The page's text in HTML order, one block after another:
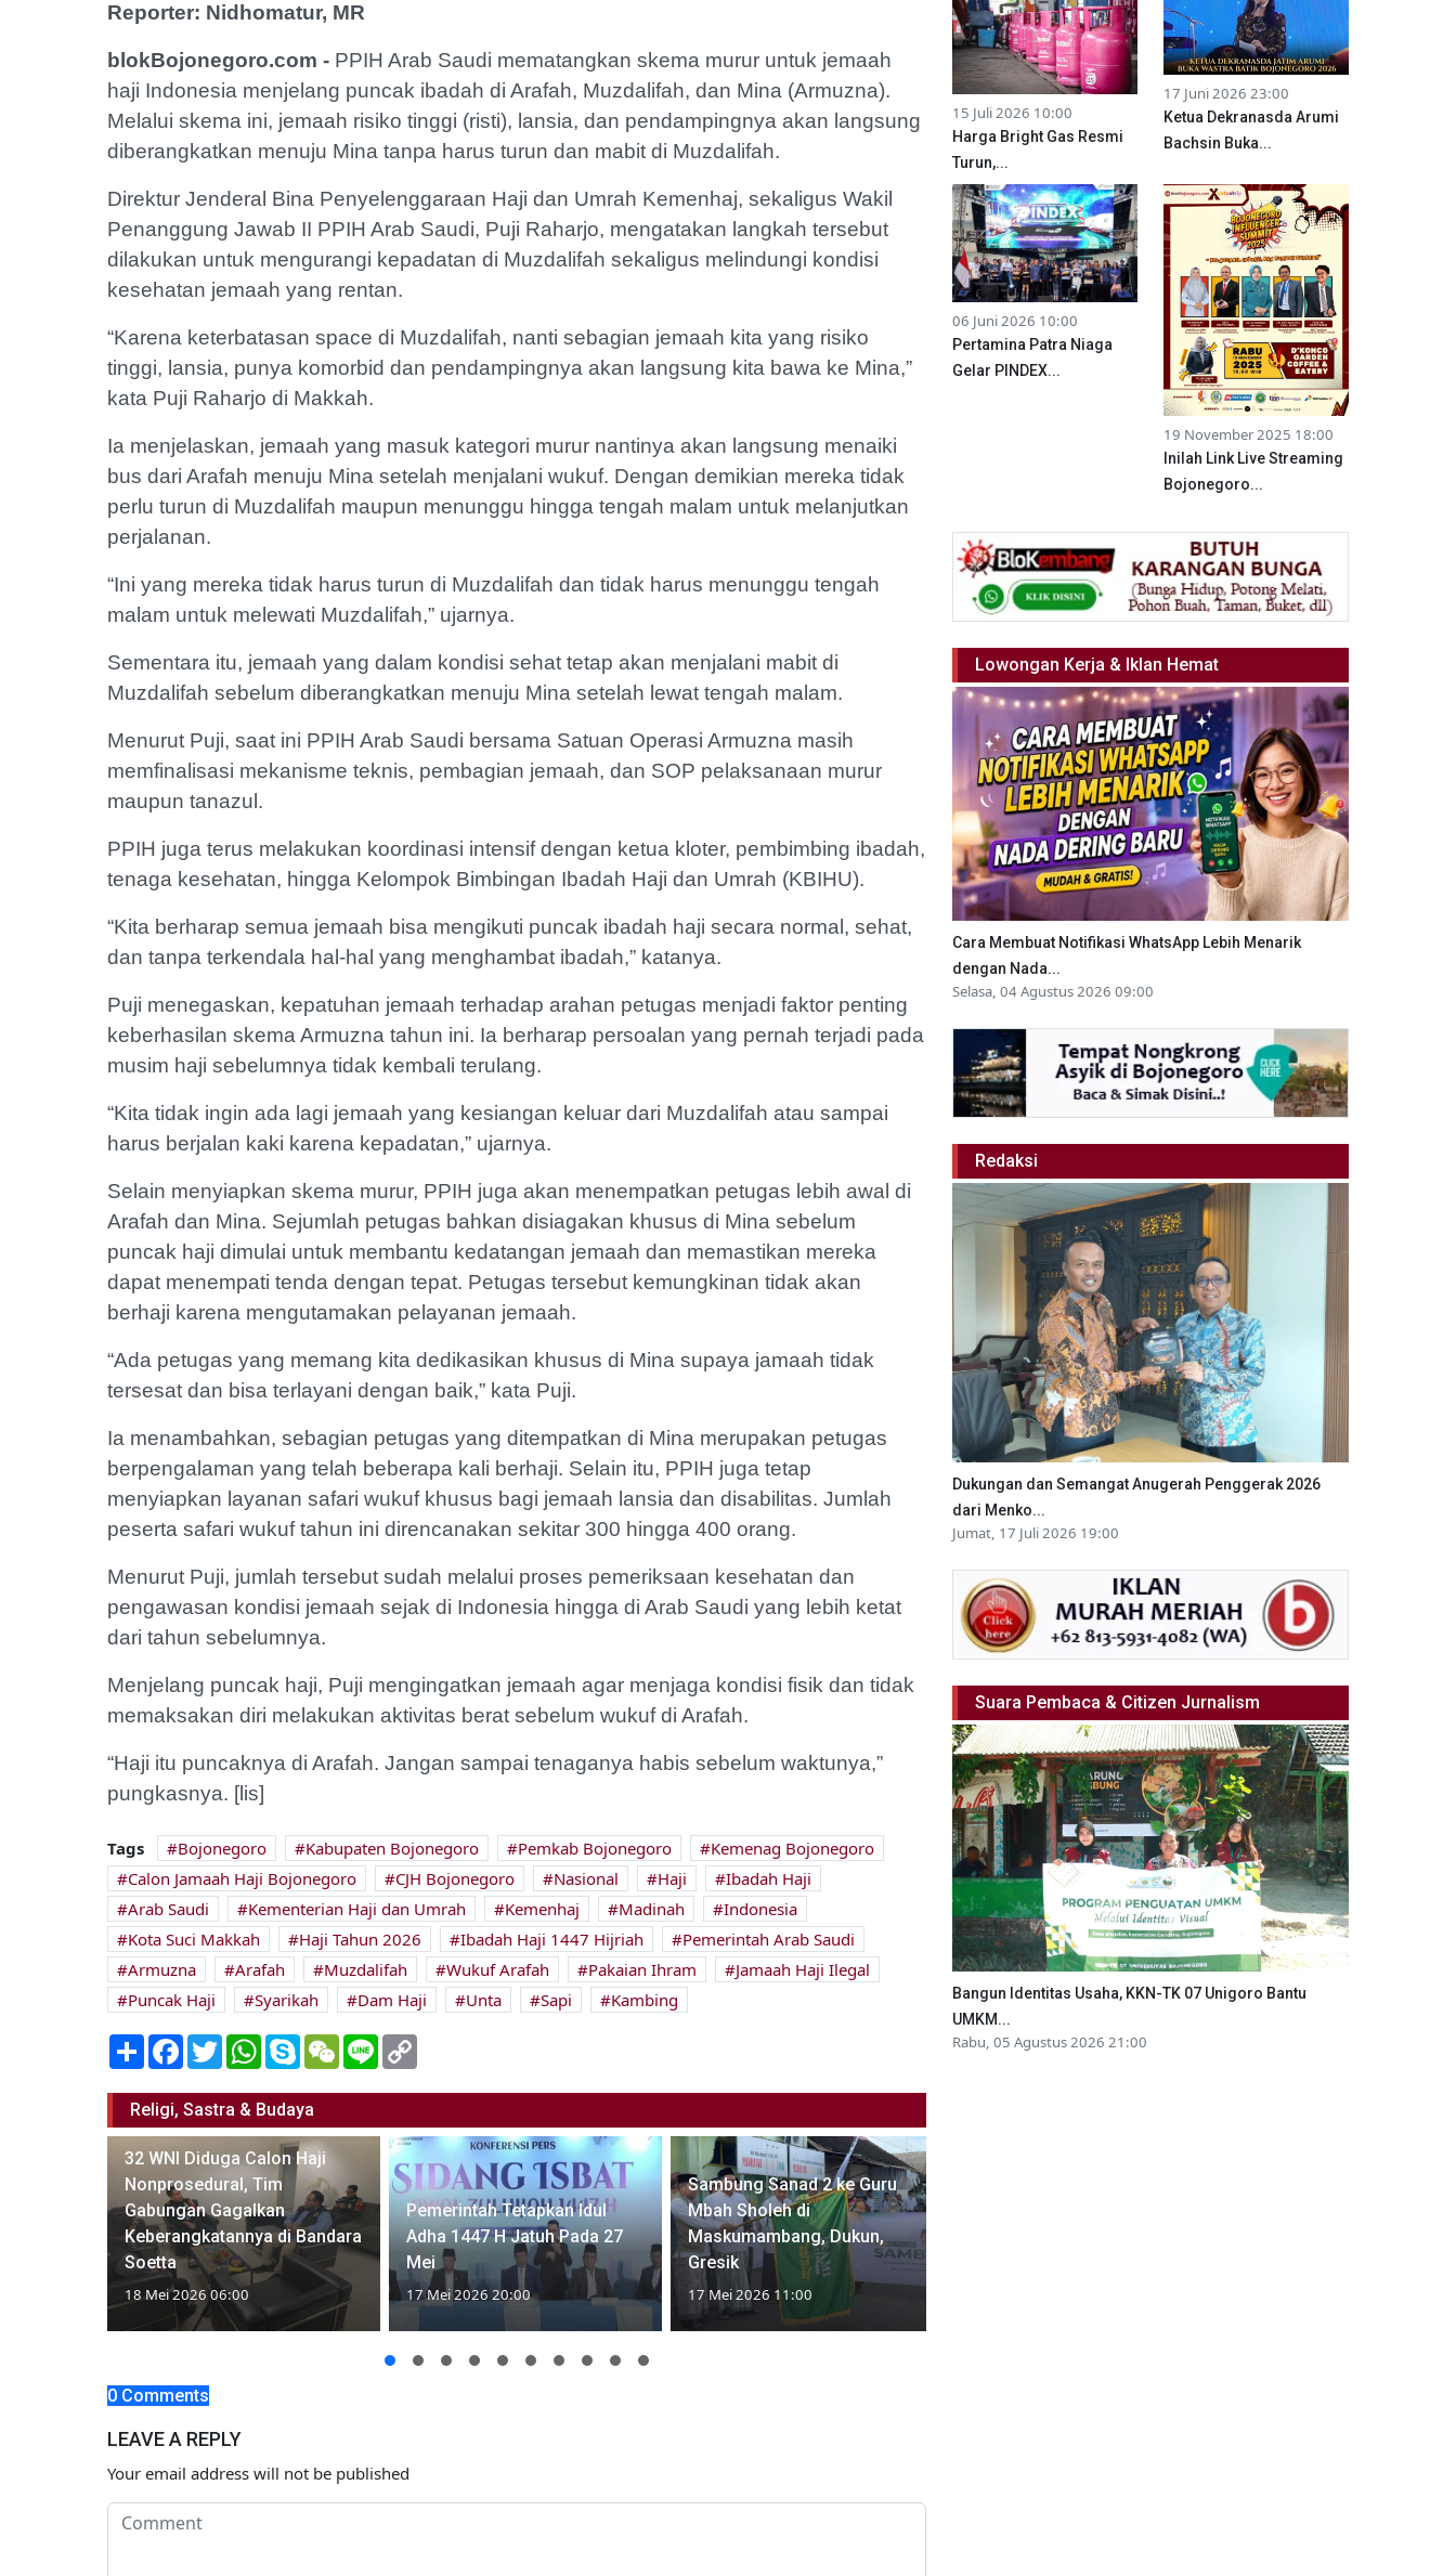
Reporter: Nidhomatur, MR
blokBojonegoro.com - PPIH Arab Saudi mematangkan skema murur untuk jemaah
haji Indonesia menjelang puncak ibadah di Arafah, Muzdalifah, dan Mina (Armuzna).
Melalui skema ini, jemaah risiko tinggi (risti), lansia, dan pendampingnya akan langsung
diberangkatkan menuju Mina tanpa harus turun dan mabit di Muzdalifah.
Direktur Jenderal Bina Penyelenggaraan Haji dan Umrah Kemenhaj, sekaligus Wakil
Penanggung Jawab II PPIH Arab Saudi, Puji Raharjo, mengatakan langkah tersebut
dilakukan untuk mengurangi kepadatan di Muzdalifah sekaligus melindungi kondisi
kesehatan jemaah yang rentan.
“Karena keterbatasan space di Muzdalifah, nanti sebagian jemaah kita yang risiko
tinggi, lansia, punya komorbid dan pendampingnya akan langsung kita bawa ke Mina,”
kata Puji Raharjo di Makkah.
Ia menjelaskan, jemaah yang masuk kategori murur nantinya akan langsung menaiki
bus dari Arafah menuju Mina setelah menjalani wukuf. Dengan demikian mereka tidak
perlu turun di Muzdalifah maupun menunggu hingga tengah malam untuk melanjutkan
perjalanan.
“Ini yang mereka tidak harus turun di Muzdalifah dan tidak harus menunggu tengah
malam untuk melewati Muzdalifah,” ujarnya.
Sementara itu, jemaah yang dalam kondisi sehat tetap akan menjalani mabit di
Muzdalifah sebelum diberangkatkan menuju Mina setelah lewat tengah malam.
Menurut Puji, saat ini PPIH Arab Saudi bersama Satuan Operasi Armuzna masih
memfinalisasi mekanisme teknis, pembagian jemaah, dan SOP pelaksanaan murur
maupun tanazul.
PPIH juga terus melakukan koordinasi intensif dengan ketua kloter, pembimbing ibadah,
tenaga kesehatan, hingga Kelompok Bimbingan Ibadah Haji dan Umrah (KBIHU).
“Kita berharap semua jemaah bisa mengikuti puncak ibadah haji secara normal, sehat,
dan tanpa terkendala hal-hal yang menghambat ibadah,” katanya.
Puji menegaskan, kepatuhan jemaah terhadap arahan petugas menjadi faktor penting
keberhasilan skema Armuzna tahun ini. Ia berharap persoalan yang pernah terjadi pada
musim haji sebelumnya tidak kembali terulang.
“Kita tidak ingin ada lagi jemaah yang kesiangan keluar dari Muzdalifah atau sampai
harus berjalan kaki karena kepadatan,” ujarnya.
Selain menyiapkan skema murur, PPIH juga akan menempatkan petugas lebih awal di
Arafah dan Mina. Sejumlah petugas bahkan disiagakan khusus di Mina sebelum
puncak haji dimulai untuk membantu kedatangan jemaah dan memastikan mereka
dapat menempati tenda dengan tepat. Petugas tersebut kemungkinan tidak akan
berhaji karena mengutamakan pelayanan jemaah.
“Ada petugas yang memang kita dedikasikan khusus di Mina supaya jamaah tidak
tersesat dan bisa terlayani dengan baik,” kata Puji.
Ia menambahkan, sebagian petugas yang ditempatkan di Mina merupakan petugas
berpengalaman yang telah beberapa kali berhaji. Selain itu, PPIH juga tetap
menyiapkan layanan safari wukuf khusus bagi jemaah lansia dan disabilitas. Jumlah
peserta safari wukuf tahun ini direncanakan sekitar 300 hingga 400 orang.
Menurut Puji, jumlah tersebut sudah melalui proses pemeriksaan kesehatan dan
pengawasan kondisi jemaah sejak di Indonesia hingga di Arab Saudi yang lebih ketat
dari tahun sebelumnya.
Menjelang puncak haji, Puji mengingatkan jemaah agar menjaga kondisi fisik dan tidak
memaksakan diri melakukan aktivitas berat sebelum wukuf di Arafah.
“Haji itu puncaknya di Arafah. Jangan sampai tenaganya habis sebelum waktunya,”
pungkasnya. [lis]
Tags Bojonegoro Kabupaten Bojonegoro Pemkab Bojonegoro
Kemenag Bojonegoro
Calon Jamaah Haji Bojonegoro
CJH Bojonegoro Nasional Haji
Ibadah Haji
Arab Saudi
Kementerian Haji dan Umrah Kemenhaj Madinah
Indonesia
Kota Suci Makkah
Haji Tahun 2026 Ibadah Haji 1447 Hijriah
Pemerintah Arab Saudi
Armuzna
Arafah Muzdalifah Wukuf Arafah Pakaian Ihram
Jamaah Haji Ilegal
Puncak Haji
Syarikah Dam Haji Unta Sapi
Kambing
Share Facebook
TwitterWhatsApp
SkypeWeChatLine
Religi, Sastra & Budaya
32 WNI Diduga Calon Haji
Nonprosedural, Tim
Gabungan Gagalkan
Keberangkatannya di Bandara
Soetta
18 Mei 2026 06:00
Pemerintah Tetapkan Idul
Adha 1447 H Jatuh Pada 27
Mei
17 Mei 2026 20:00
Sambung Sanad 2 ke Guru
Mbah Sholeh di
Maskumambang, Dukun,
Gresik
17 Mei 2026 11:00
0 Comments
LEAVE A REPLY
Your email address will not be published
15 Juli 2026 10:00
Harga Bright Gas Resmi
Turun,...
17 Juni 2026 23:00
Ketua Dekranasda Arumi
Bachsin Buka...
06 Juni 2026 10:00
Pertamina Patra Niaga
Gelar PINDEX...
19 November 2025 18:00
Inilah Link Live Streaming
Bojonegoro...
Lowongan Kerja & Iklan Hemat
Cara Membuat Notifikasi WhatsApp Lebih Menarik
dengan Nada...
Selasa, 04 Agustus 2026 09:00
Redaksi
Dukungan dan Semangat Anugerah Penggerak 2026
dari Menko...
Jumat, 17 Juli 2026 19:00
Suara Pembaca & Citizen Jurnalism
Bangun Identitas Usaha, KKN-TK 07 Unigoro Bantu
UMKM...
Rabu, 05 Agustus 2026 21:00